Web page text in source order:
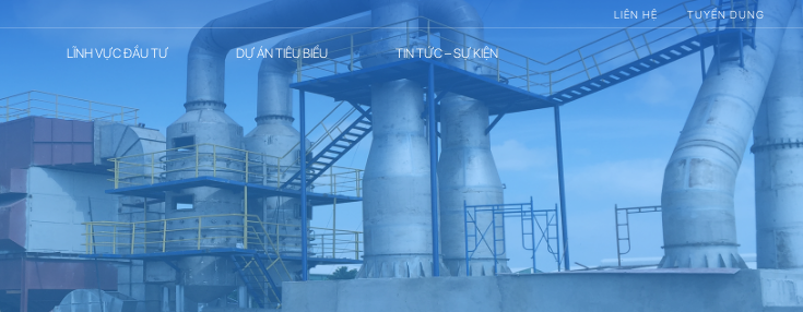
LIÊN HỆ TUYỂN DỤNG
LĨNH VỰC ĐẦU TƯ DỰ ÁN TIÊU BIỂU TIN TỨC – SỰ KIỆN